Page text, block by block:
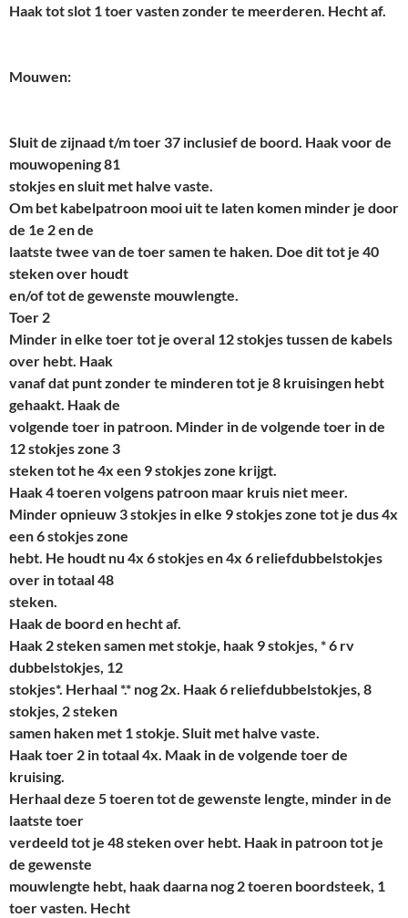
Haak tot slot 1 toer vasten zonder te meerderen. Hecht af.
Mouwen:
Sluit de zijnaad t/m toer 37 inclusief de boord. Haak voor de
mouwopening 81
stokjes en sluit met halve vaste.
Om bet kabelpatroon mooi uit te laten komen minder je door
de 1e 2 en de
laatste twee van de toer samen te haken. Doe dit tot je 40
steken over houdt
en/of tot de gewenste mouwlengte.
Toer 2
Minder in elke toer tot je overal 12 stokjes tussen de kabels
over hebt. Haak
vanaf dat punt zonder te minderen tot je 8 kruisingen hebt
gehaakt. Haak de
volgende toer in patroon. Minder in de volgende toer in de
12 stokjes zone 3
steken tot he 4x een 9 stokjes zone krijgt.
Haak 4 toeren volgens patroon maar kruis niet meer.
Minder opnieuw 3 stokjes in elke 9 stokjes zone tot je dus 4x
een 6 stokjes zone
hebt. He houdt nu 4x 6 stokjes en 4x 6 reliefdubbelstokjes
over in totaal 48
steken.
Haak de boord en hecht af.
Haak 2 steken samen met stokje, haak 9 stokjes, * 6 rv
dubbelstokjes, 12
stokjes*. Herhaal *.* nog 2x. Haak 6 reliefdubbelstokjes, 8
stokjes, 2 steken
samen haken met 1 stokje. Sluit met halve vaste.
Haak toer 2 in totaal 4x. Maak in de volgende toer de
kruising.
Herhaal deze 5 toeren tot de gewenste lengte, minder in de
laatste toer
verdeeld tot je 48 steken over hebt. Haak in patroon tot je
de gewenste
mouwlengte hebt, haak daarna nog 2 toeren boordsteek, 1
toer vasten. Hecht